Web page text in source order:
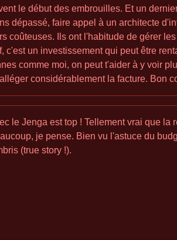
le début des embrouilles. Et un
dépassé, faire appel à un architecte
coûteuses. Ils ont l'habitude de gérer
un investissement qui peut être
comme moi, on peut t'aider à y voir
considérablement la facture. Bon
le Jenga est top ! Tellement vrai que
je pense. Bien vu l'astuce du
(true story !).